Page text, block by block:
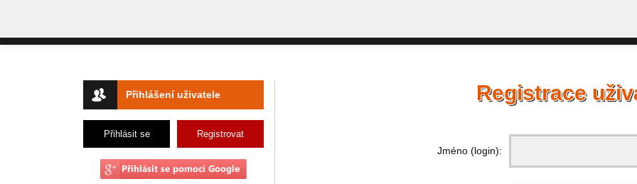
Přihlášení uživatele
Přihlásit se Registrovat
Registrace
Jméno (login):